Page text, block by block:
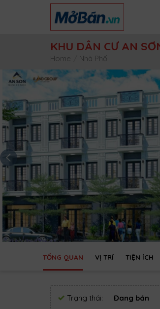
KHU DÂN CƯ AN
Home Nhà Phố
TỔNG QUAN VỊ TRÍ TIỆN ÍCH
Trạng thái: Đang bán